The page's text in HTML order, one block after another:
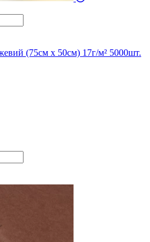
(75см х 50см) 17г/м² 5000шт.